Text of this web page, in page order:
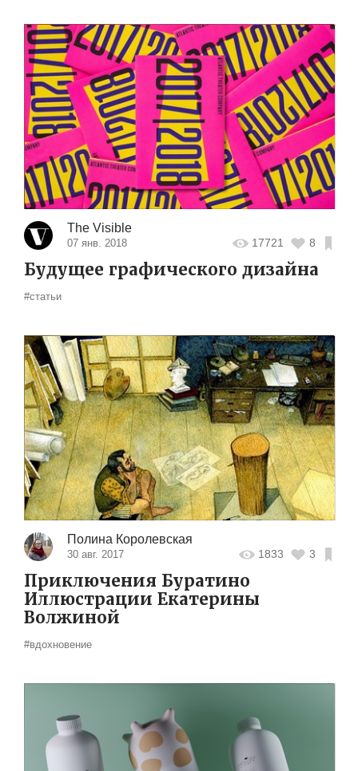
The Visible
07 янв. 2018 17721 8
Будущее графического дизайна
#статьи
Полина Королевская
30 авг. 2017 1833 3
Приключения Буратино
Иллюстрации Екатерины
Волжиной
#вдохновение